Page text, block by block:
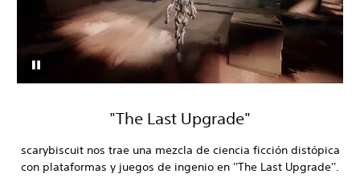
"The Last Upgrade"
scarybiscuit nos trae una mezcla de ciencia ficción distópica
con plataformas y juegos de ingenio en ''The Last Upgrade''.